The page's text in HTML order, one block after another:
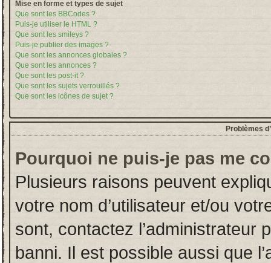
Mise en forme et types de sujet
Que sont les BBCodes ?
Puis-je utiliser le HTML ?
Que sont les smileys ?
Puis-je publier des images ?
Que sont les annonces globales ?
Que sont les annonces ?
Que sont les post-it ?
Que sont les sujets verrouillés ?
Que sont les icônes de sujet ?
Problèmes
Pourquoi ne puis-je pas me
Plusieurs raisons peuvent
votre nom d’utilisateur et/ou
sont, contactez l’administrateur
banni. Il est possible aussi que